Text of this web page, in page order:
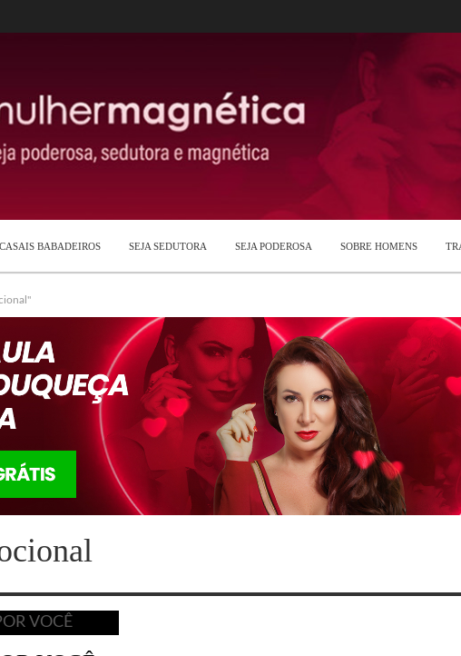
CASAIS BABADEIROS SEJA SEDUTORA SEJA PODEROSA SOBRE HOMENS